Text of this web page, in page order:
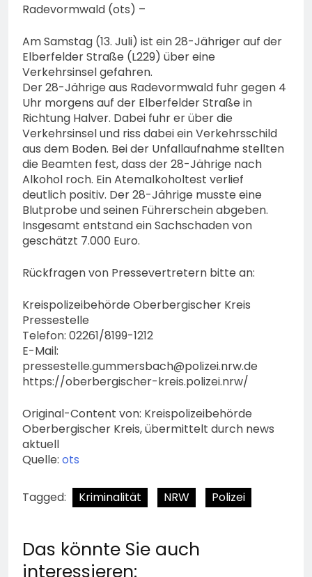
Radevormwald (ots) –
Am Samstag (13. Juli) ist ein 28-Jähriger auf der
Elberfelder Straße (L229) über eine
Verkehrsinsel gefahren.
Der 28-Jährige aus Radevormwald fuhr gegen 4
Uhr morgens auf der Elberfelder Straße in
Richtung Halver. Dabei fuhr er über die
Verkehrsinsel und riss dabei ein Verkehrsschild
aus dem Boden. Bei der Unfallaufnahme stellten
die Beamten fest, dass der 28-Jährige nach
Alkohol roch. Ein Atemalkoholtest verlief
deutlich positiv. Der 28-Jährige musste eine
Blutprobe und seinen Führerschein abgeben.
Insgesamt entstand ein Sachschaden von
geschätzt 7.000 Euro.
Rückfragen von Pressevertretern bitte an:
Kreispolizeibehörde Oberbergischer Kreis
Pressestelle
Telefon: 02261/8199-1212
E-Mail:
pressestelle.gummersbach@polizei.nrw.de
https://oberbergischer-kreis.polizei.nrw/
Original-Content von: Kreispolizeibehörde
Oberbergischer Kreis, übermittelt durch news
aktuell
Quelle: ots
Tagged: Kriminalität NRW Polizei
Das könnte Sie auch
interessieren: